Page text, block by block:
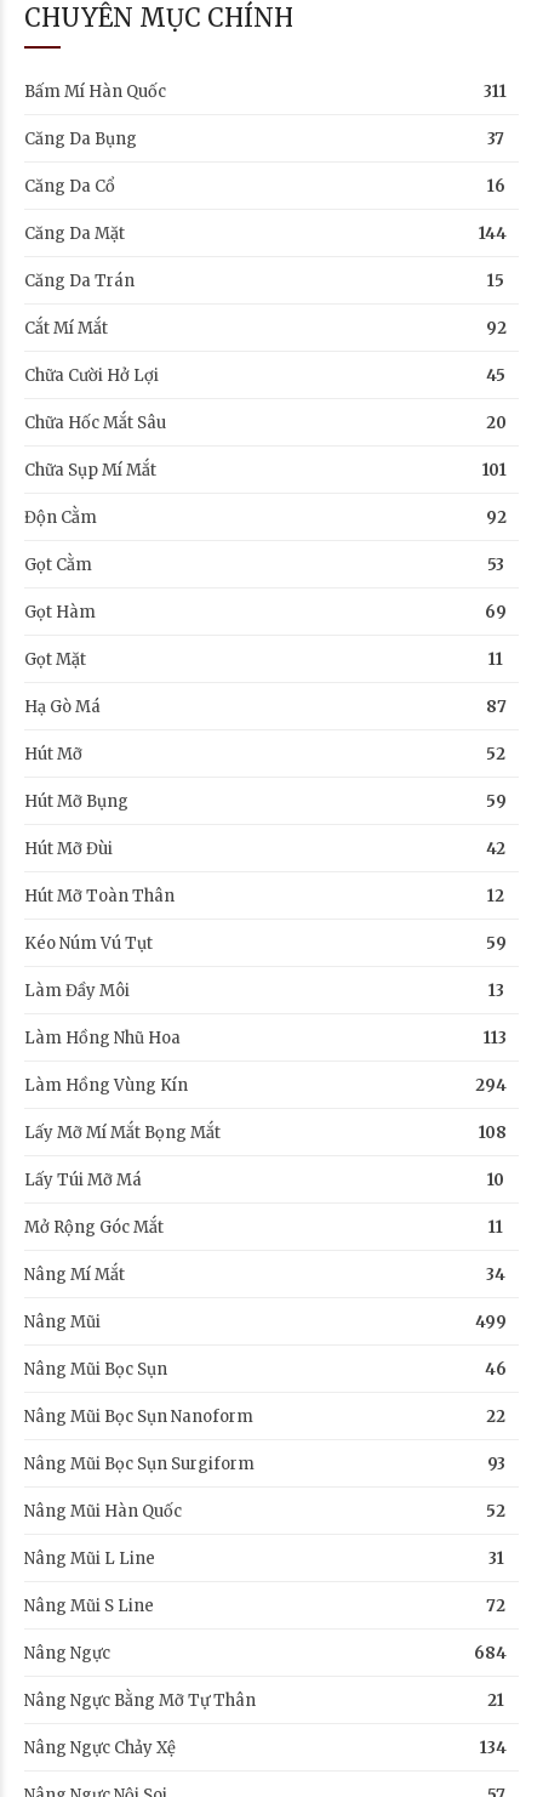
CHUYÊN MỤC CHÍNH
Bấm Mí Hàn Quốc 311
Căng Da Bụng 37
Căng Da Cổ 16
Căng Da Mặt 144
Căng Da Trán 15
Cắt Mí Mắt 92
Chữa Cười Hở Lợi 45
Chữa Hốc Mắt Sâu 20
Chữa Sụp Mí Mắt 101
Độn Cằm 92
Gọt Cằm 53
Gọt Hàm 69
Gọt Mặt 11
Hạ Gò Má 87
Hút Mỡ 52
Hút Mỡ Bụng 59
Hút Mỡ Đùi 42
Hút Mỡ Toàn Thân 12
Kéo Núm Vú Tụt 59
Làm Đầy Môi 13
Làm Hồng Nhũ Hoa 113
Làm Hồng Vùng Kín 294
Lấy Mỡ Mí Mắt Bọng Mắt 108
Lấy Túi Mỡ Má 10
Mở Rộng Góc Mắt 11
Nâng Mí Mắt 34
Nâng Mũi 499
Nâng Mũi Bọc Sụn 46
Nâng Mũi Bọc Sụn Nanoform 22
Nâng Mũi Bọc Sụn Surgiform 93
Nâng Mũi Hàn Quốc 52
Nâng Mũi L Line 31
Nâng Mũi S Line 72
Nâng Ngực 684
Nâng Ngực Bằng Mỡ Tự Thân 21
Nâng Ngực Chảy Xệ 134